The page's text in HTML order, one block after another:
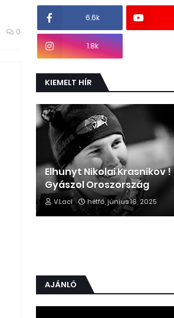
0
6.6k
1.8k
KIEMELT HÍR
Elhunyt Nikolai Krasnikov !
Gyászol Oroszország
V.Laci hétfő, június 16, 2025
AJÁNLÓ